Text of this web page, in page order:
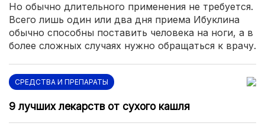
Но обычно длительного применения не требуется.
Всего лишь один или два дня приема Ибуклина
обычно способны поставить человека на ноги, а в
более сложных случаях нужно обращаться к врачу.
СРЕДСТВА И ПРЕПАРАТЫ
9 лучших лекарств от сухого кашля